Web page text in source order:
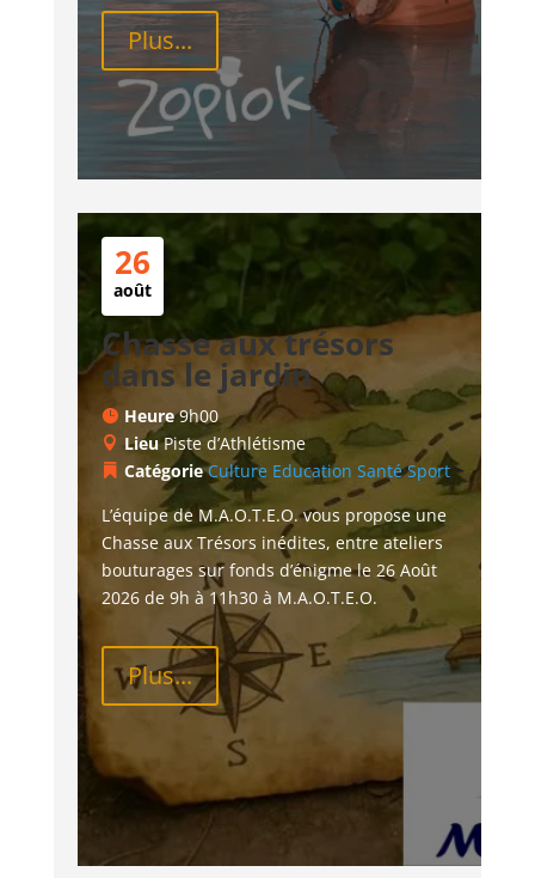
Plus...
26
août
Chasse aux trésors
dans le jardin
Heure9h00
LieuPiste d’Athlétisme
CatégorieCulture Education Santé Sport
L’équipe de M.A.O.T.E.O. vous propose une
Chasse aux Trésors inédites, entre ateliers
bouturages sur fonds d’énigme le 26 Août
2026 de 9h à 11h30 à M.A.O.T.E.O.
Plus...